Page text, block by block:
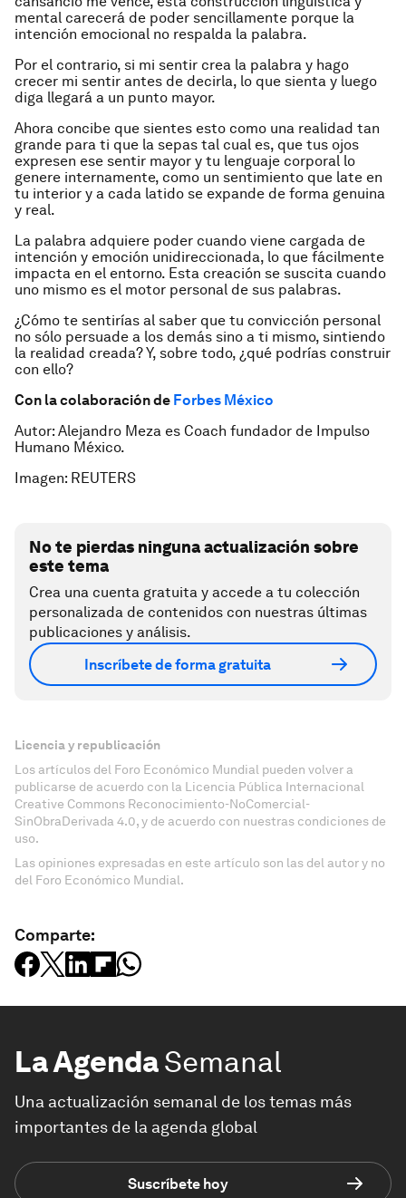
mental carecerá de poder sencillamente porque la
intención emocional no respalda la palabra.
Por el contrario, si mi sentir crea la palabra y hago
crecer mi sentir antes de decirla, lo que sienta y luego
diga llegará a un punto mayor.
Ahora concibe que sientes esto como una realidad tan
grande para ti que la sepas tal cual es, que tus ojos
expresen ese sentir mayor y tu lenguaje corporal lo
genere internamente, como un sentimiento que late en
tu interior y a cada latido se expande de forma genuina
y real.
La palabra adquiere poder cuando viene cargada de
intención y emoción unidireccionada, lo que fácilmente
impacta en el entorno. Esta creación se suscita cuando
uno mismo es el motor personal de sus palabras.
¿Cómo te sentirías al saber que tu convicción personal
no sólo persuade a los demás sino a ti mismo, sintiendo
la realidad creada? Y, sobre todo, ¿qué podrías construir
con ello?
Con la colaboración de Forbes México
Autor: Alejandro Meza es Coach fundador de Impulso
Humano México.
Imagen: REUTERS
No te pierdas ninguna actualización sobre
este tema
Crea una cuenta gratuita y accede a tu colección
personalizada de contenidos con nuestras últimas
publicaciones y análisis.
Inscríbete de forma gratuita
Licencia y republicación
Los artículos del Foro Económico Mundial pueden volver a
publicarse de acuerdo con la Licencia Pública Internacional
Creative Commons Reconocimiento-NoComercial-
SinObraDerivada 4.0, y de acuerdo con nuestras condiciones de
uso.
Las opiniones expresadas en este artículo son las del autor y no
del Foro Económico Mundial.
Comparte:
La AgendaSemanal
Una actualización semanal de los temas más
importantes de la agenda global
Suscríbete hoy